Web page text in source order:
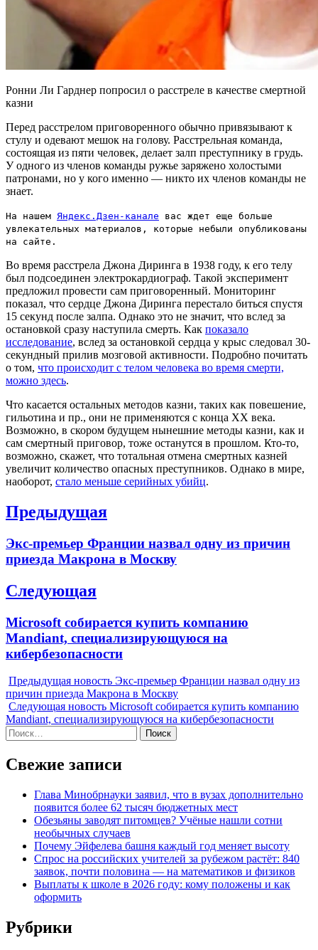
Ронни Ли Гарднер попросил о расстреле в качестве смертной
казни
Перед расстрелом приговоренного обычно привязывают к
стулу и одевают мешок на голову. Расстрельная команда,
состоящая из пяти человек, делает залп преступнику в грудь.
У одного из членов команды ружье заряжено холостыми
патронами, но у кого именно — никто их членов команды не
знает.
На нашем Яндекс.Дзен-канале вас ждет еще больше
увлекательных материалов, которые небыли опубликованы
на сайте.
Во время расстрела Джона Диринга в 1938 году, к его телу
был подсоединен электрокардиограф. Такой эксперимент
предложил провести сам приговоренный. Мониторинг
показал, что сердце Джона Диринга перестало биться спустя
15 секунд после залпа. Однако это не значит, что вслед за
остановкой сразу наступила смерть. Как показало
исследование, вслед за остановкой сердца у крыс следовал 30-
секундный прилив мозговой активности. Подробно почитать
о том, что происходит с телом человека во время смерти,
можно здесь.
Что касается остальных методов казни, таких как повешение,
гильотина и пр., они не применяются с конца XX века.
Возможно, в скором будущем нынешние методы казни, как и
сам смертный приговор, тоже останутся в прошлом. Кто-то,
возможно, скажет, что тотальная отмена смертных казней
увеличит количество опасных преступников. Однако в мире,
наоборот, стало меньше серийных убийц.
Навигация
записям
Предыдущая
Previous
Экс-премьер Франции назвал одну из причин
приезда Макрона в Москву
Следующая
Next
post:
Microsoft собирается купить компанию
Mandiant, специализирующуюся на
кибербезопасности
Предыдущая новость Экс-премьер Франции назвал одну из
причин приезда Макрона в Москву
Следующая новость Microsoft собирается купить компанию
Mandiant, специализирующуюся на кибербезопасности
Найти:
Свежие записи
Глава Минобрнауки заявил, что в вузах дополнительно
появится более 62 тысяч бюджетных мест
Обезьяны заводят питомцев? Учёные нашли сотни
необычных случаев
Почему Эйфелева башня каждый год меняет высоту
Спрос на российских учителей за рубежом растёт: 840
заявок, почти половина — на математиков и физиков
Выплаты к школе в 2026 году: кому положены и как
оформить
Рубрики